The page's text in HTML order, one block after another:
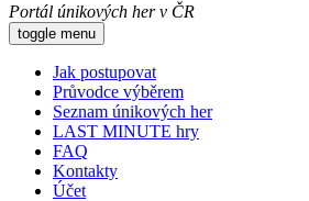
Portál únikových her v ČR
toggle menu
Jak postupovat
Průvodce výběrem
Seznam únikových her
LAST MINUTE hry
FAQ
Kontakty
Účet